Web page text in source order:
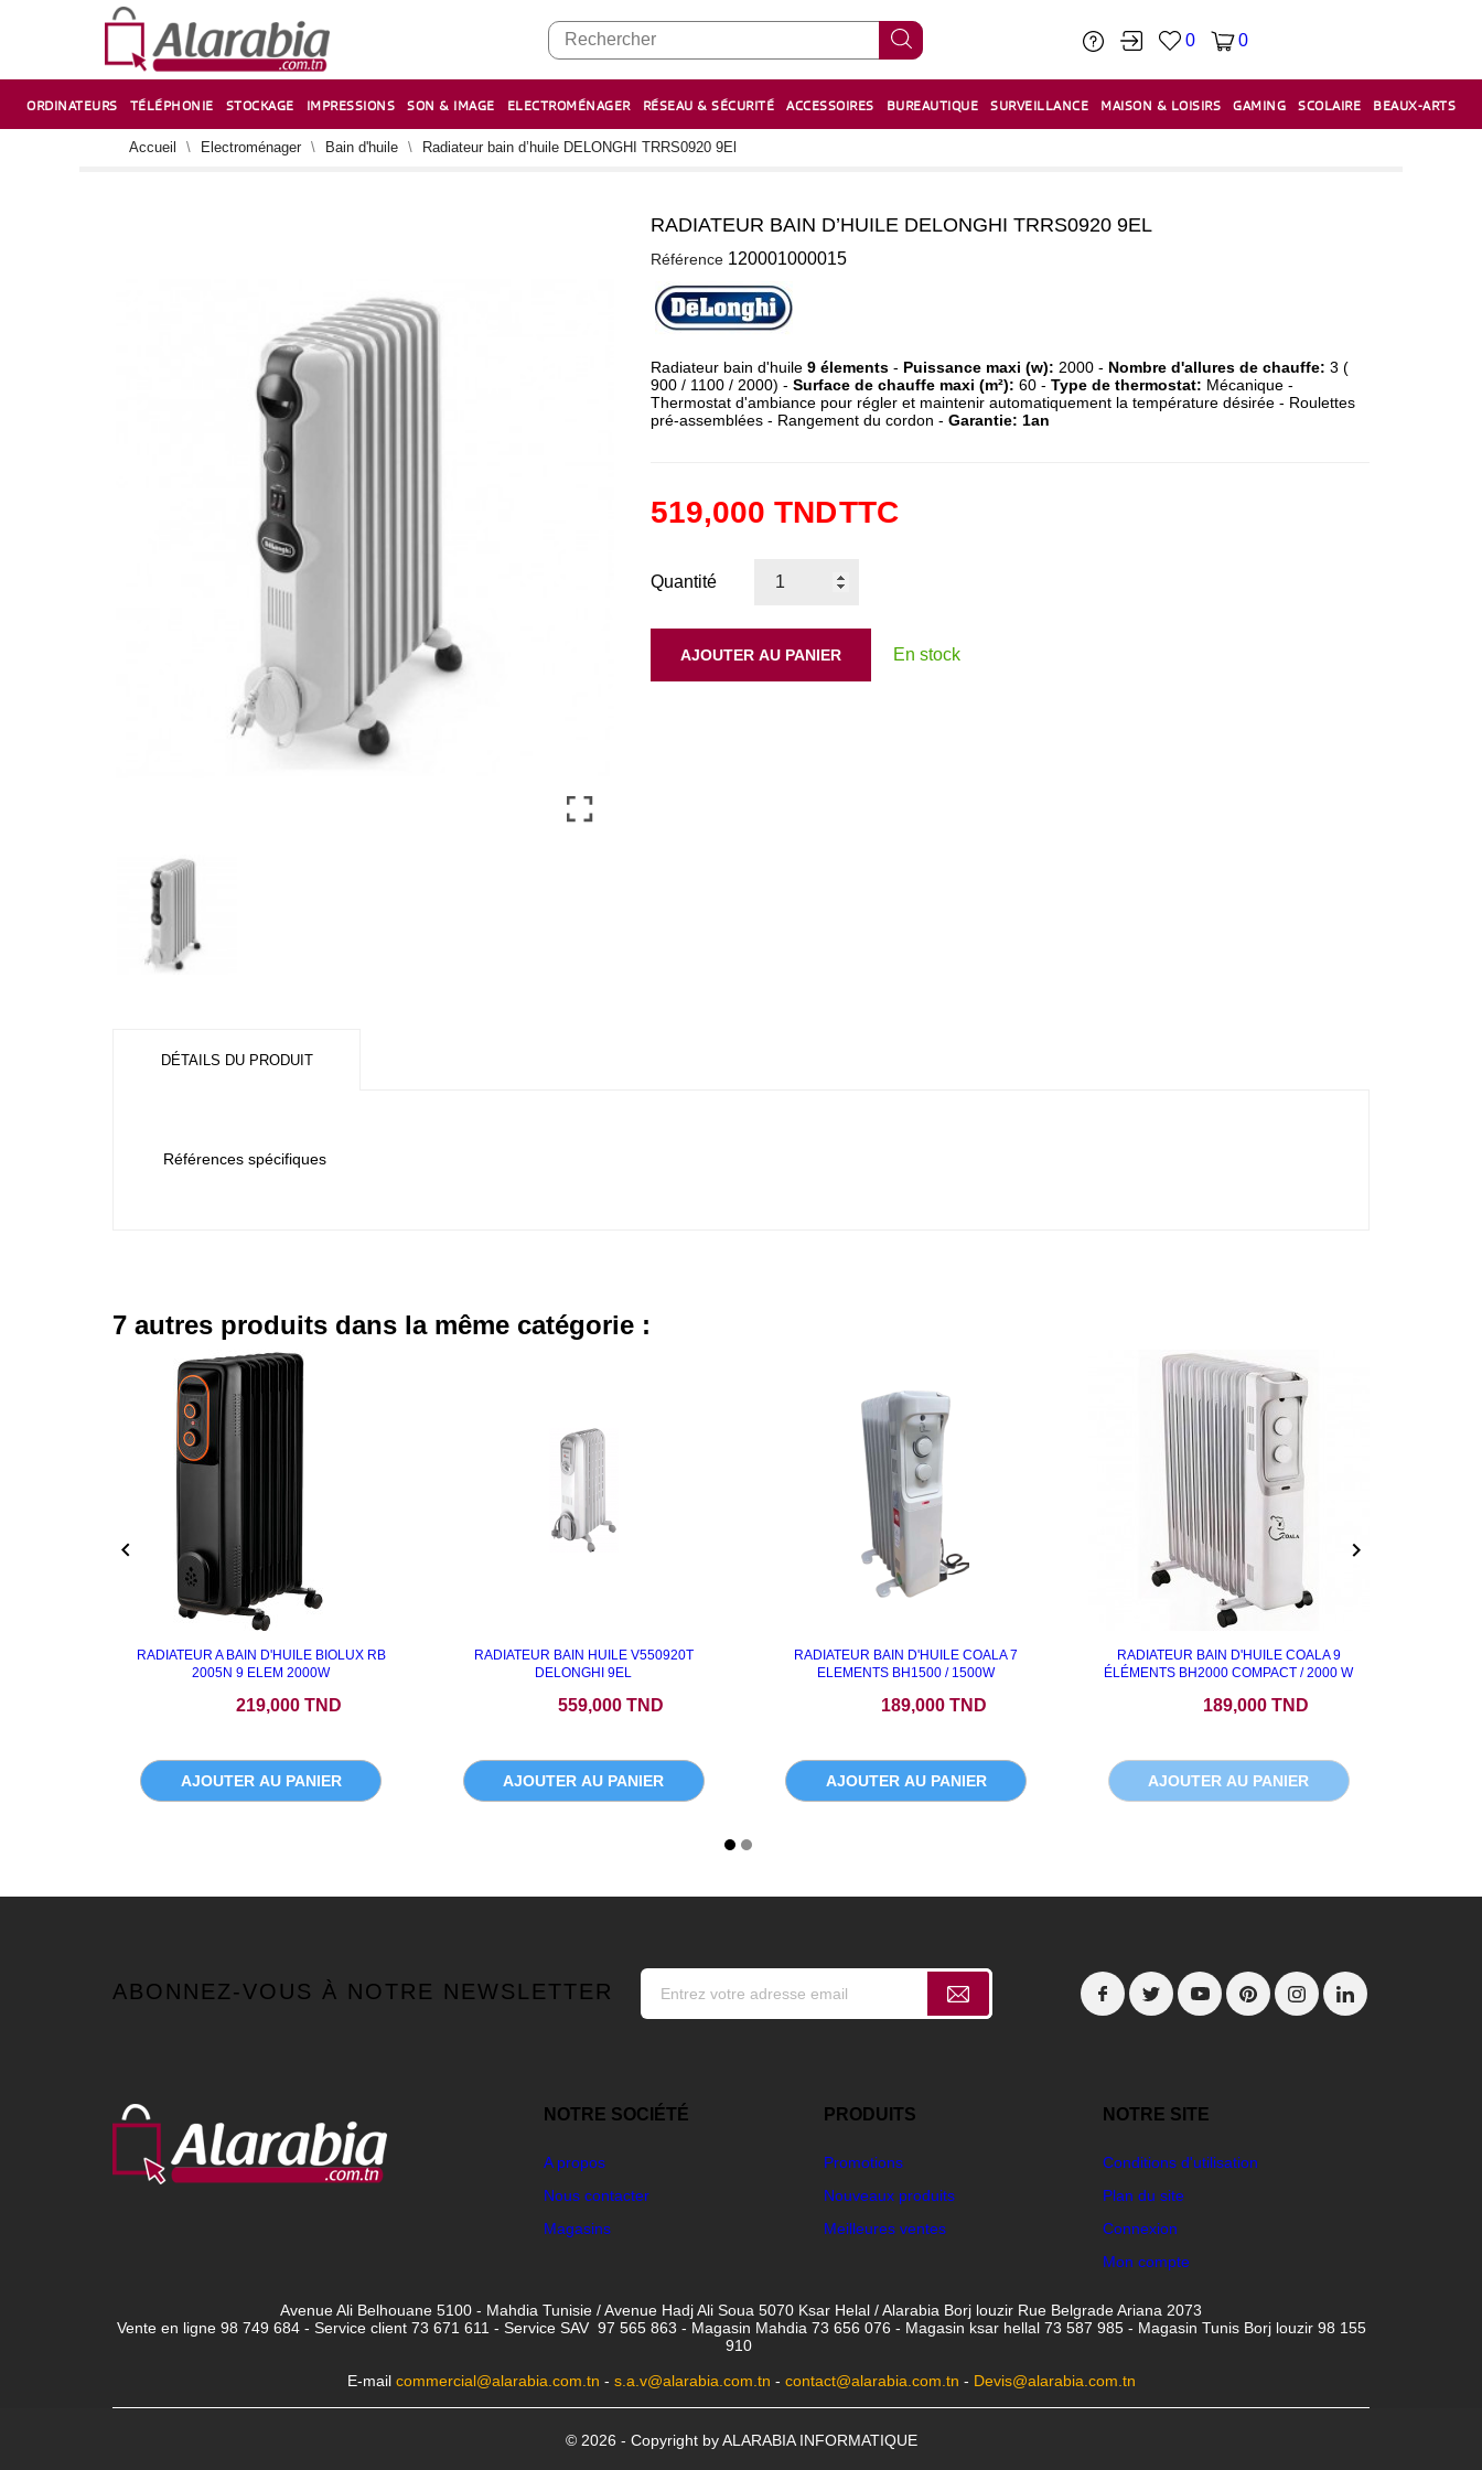
0 0
ORDINATEURS TÉLÉPHONIE STOCKAGE IMPRESSIONS SON & IMAGE ELECTROMÉNAGER RÉSEAU & SÉCURITÉ ACCESSOIRES BUREAUTIQUE SURVEILLANCE MAISON & LOISIRS GAMING SCOLAIRE BEAUX-ARTS
Accueil Electroménager Bain d'huile Radiateur bain d’huile DELONGHI TRRS0920 9El
RADIATEUR BAIN D’HUILE DELONGHI TRRS0920 9EL
Référence 120001000015
Radiateur bain d'huile9 élements - Puissance maxi (w): 2000 - Nombre d'allures de chauffe: 3 (
900 / 1100 / 2000) - Surface de chauffe maxi (m²): 60 - Type de thermostat: Mécanique -
Thermostat d'ambiance pour régler et maintenir automatiquement la température désirée - Roulettes
pré-assemblées - Rangement du cordon - Garantie: 1an
519,000 TNDTTC
Quantité
AJOUTER AU PANIER En stock
DÉTAILS DU PRODUIT
Références spécifiques
7 autres produits dans la même catégorie :
RADIATEUR A BAIN D'HUILE BIOLUX RB
2005N 9 ELEM 2000W
219,000 TND
AJOUTER AU PANIER
RADIATEUR BAIN HUILE V550920T
DELONGHI 9EL
559,000 TND
AJOUTER AU PANIER
RADIATEUR BAIN D'HUILE COALA 7
ELEMENTS BH1500 / 1500W
189,000 TND
AJOUTER AU PANIER
RADIATEUR BAIN D'HUILE COALA 9
ÉLÉMENTS BH2000 COMPACT / 2000 W
189,000 TND
AJOUTER AU PANIER
 
ABONNEZ-VOUS À NOTRE NEWSLETTER
NOTRE SOCIÉTÉ
A propos
Nous contacter
Magasins
PRODUITS
Promotions
Nouveaux produits
Meilleures ventes
NOTRE SITE
Conditions d'utilisation
Plan du site
Connexion
Mon compte
Avenue Ali Belhouane 5100 - Mahdia Tunisie / Avenue Hadj Ali Soua 5070 Ksar Helal / Alarabia Borj louzir Rue Belgrade Ariana 2073
Vente en ligne 98 749 684 - Service client 73 671 611 - Service SAV 97 565 863 - Magasin Mahdia 73 656 076 - Magasin ksar hellal 73 587 985 - Magasin Tunis Borj louzir 98 155
910
E-mail commercial@alarabia.com.tn - s.a.v@alarabia.com.tn - contact@alarabia.com.tn - Devis@alarabia.com.tn
© 2026 - Copyright by ALARABIA INFORMATIQUE